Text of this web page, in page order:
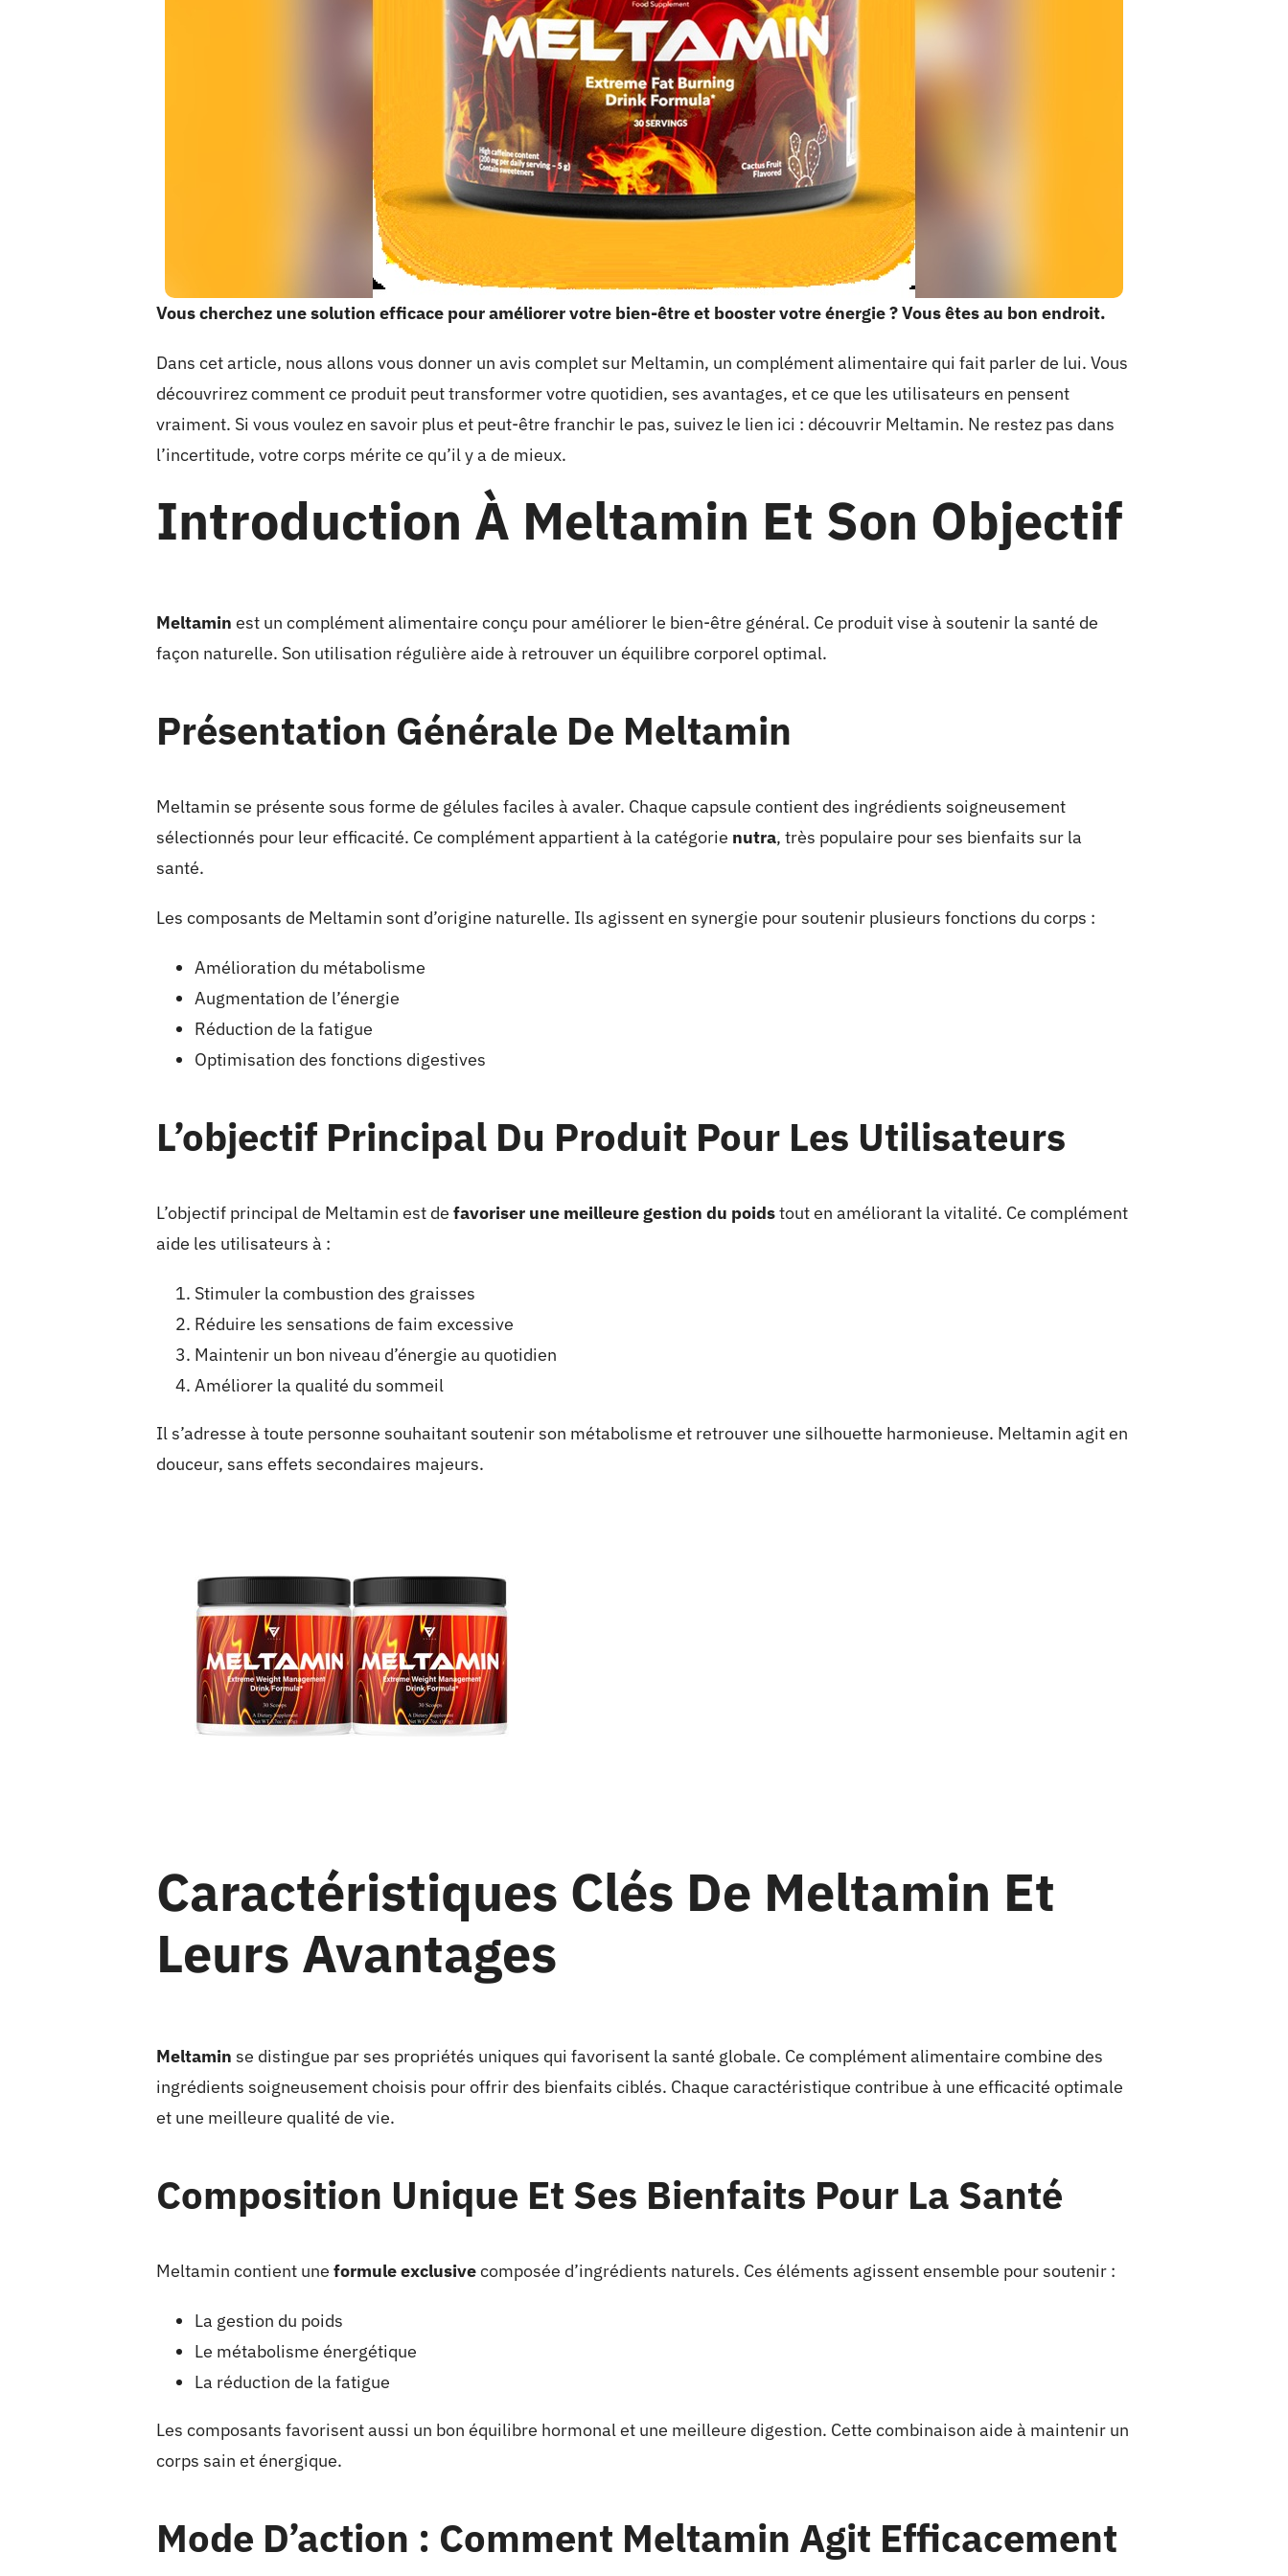
Vous cherchez une solution efficace pour améliorer votre bien-être et booster votre énergie ? Vous êtes au bon endroit.
Dans cet article, nous allons vous donner un avis complet sur Meltamin, un complément alimentaire qui fait parler de lui. Vous
découvrirez comment ce produit peut transformer votre quotidien, ses avantages, et ce que les utilisateurs en pensent
vraiment. Si vous voulez en savoir plus et peut-être franchir le pas, suivez le lien ici : découvrir Meltamin. Ne restez pas dans
l’incertitude, votre corps mérite ce qu’il y a de mieux.
Introduction À Meltamin Et Son Objectif
Meltamin est un complément alimentaire conçu pour améliorer le bien-être général. Ce produit vise à soutenir la santé de
façon naturelle. Son utilisation régulière aide à retrouver un équilibre corporel optimal.
Présentation Générale De Meltamin
Meltamin se présente sous forme de gélules faciles à avaler. Chaque capsule contient des ingrédients soigneusement
sélectionnés pour leur efficacité. Ce complément appartient à la catégorie nutra, très populaire pour ses bienfaits sur la
santé.
Les composants de Meltamin sont d’origine naturelle. Ils agissent en synergie pour soutenir plusieurs fonctions du corps :
Amélioration du métabolisme
Augmentation de l’énergie
Réduction de la fatigue
Optimisation des fonctions digestives
L’objectif Principal Du Produit Pour Les Utilisateurs
L’objectif principal de Meltamin est defavoriser une meilleure gestion du poidstout en améliorant la vitalité. Ce complément
aide les utilisateurs à :
Stimuler la combustion des graisses
Réduire les sensations de faim excessive
Maintenir un bon niveau d’énergie au quotidien
Améliorer la qualité du sommeil
Il s’adresse à toute personne souhaitant soutenir son métabolisme et retrouver une silhouette harmonieuse. Meltamin agit en
douceur, sans effets secondaires majeurs.
Caractéristiques Clés De Meltamin Et
Leurs Avantages
Meltamin se distingue par ses propriétés uniques qui favorisent la santé globale. Ce complément alimentaire combine des
ingrédients soigneusement choisis pour offrir des bienfaits ciblés. Chaque caractéristique contribue à une efficacité optimale
et une meilleure qualité de vie.
Composition Unique Et Ses Bienfaits Pour La Santé
Meltamin contient uneformule exclusivecomposée d’ingrédients naturels. Ces éléments agissent ensemble pour soutenir :
La gestion du poids
Le métabolisme énergétique
La réduction de la fatigue
Les composants favorisent aussi un bon équilibre hormonal et une meilleure digestion. Cette combinaison aide à maintenir un
corps sain et énergique.
Mode D’action : Comment Meltamin Agit Efficacement